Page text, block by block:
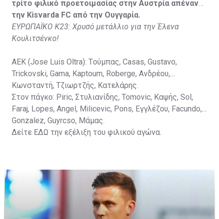
Vida, Otvos, Lucas, Camas, Mesanovic.
τρίτο φιλικό προετοιμασίας στην Αυστρία απέναντι
την Kisvarda FC από την Ουγγαρία.
ΕΥΡΩΠΑΪΚΟ Κ23: Χρυσό μετάλλιο για την Έλενα
Κουλιτσένκο!
ΑΕΚ (Jose Luis Oltra): Tούμπας, Casas, Gustavo,
Trickovski, Gama, Κaptoum, Roberge, Aνδρέου,
Κωνσταντή, Τζιωρτζής, Κατελάρης.
Στον πάγκο: Piric, Στυλιανίδης, Tomovic, Καψής, Sol,
Faraj, Lopes, Angel, Milicevic, Pons, Εγγλέζου, Facundo,
Gonzalez, Guyrcso, Μάμας.
Δείτε ΕΔΩ την εξέλιξη του φιλικού αγώνα.